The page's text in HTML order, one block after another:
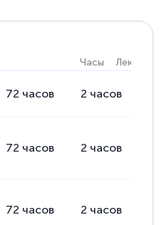
Часы Лекции
72 часов 2 часов
72 часов 2 часов
72 часов 2 часов